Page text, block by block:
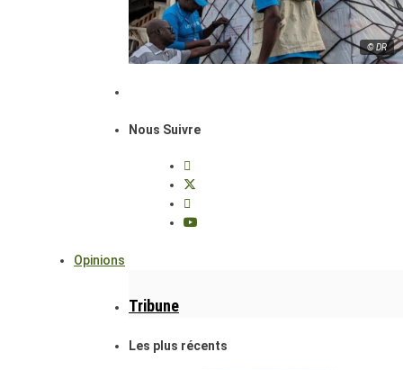
© DR
Nous Suivre
Opinions
Tribune
Les plus récents